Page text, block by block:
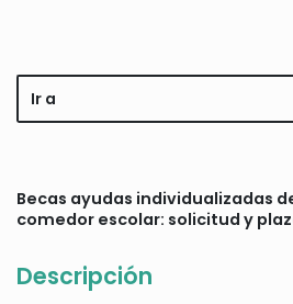
Ir a
Becas ayudas individualizadas
comedor escolar: solicitud y
Descripción